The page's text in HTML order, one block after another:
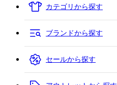
カテゴリから探す
ブランドから探す
セールから探す